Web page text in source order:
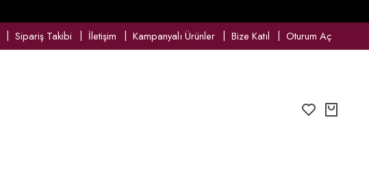
Sipariş Takibi İletişim Kampanyalı Ürünler Bize Katıl Oturum Aç